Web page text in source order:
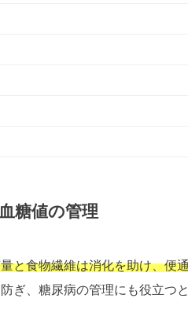
糖値の管理
と食物繊維は消化を助け、便
ぎ、糖尿病の管理にも役立つ